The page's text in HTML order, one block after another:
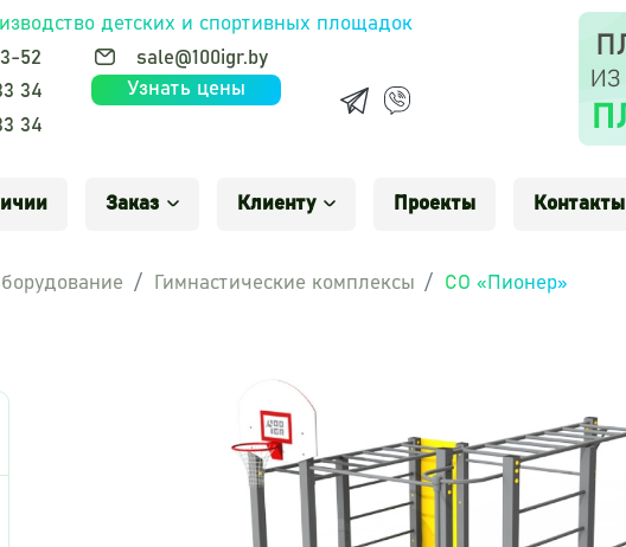
детских и спортивных площадок
52
34
34
sale@100igr.by
Узнать цены
Заказ Клиенту Проекты Контакты
Гимнастические комплексы СО «Пионер»